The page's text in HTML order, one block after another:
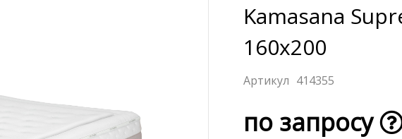
Kamasana
160x200
414355
по запросу